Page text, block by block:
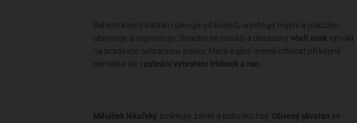
Během kojení balzám ulevuje od bolesti, urychluje hojení a pokožku
obnovuje a regeneruje. Snadno se nanáší a obsažený včelí vosk vytváří
na bradavce ochrannou vrstvu, která zajistí menší citlivost při kojení
miminka ale i zabrání vytvoření trhlinek a ran.
Měsíček lékařský zmírňuje zánět a pokožku hojí. Olivový skvalan se